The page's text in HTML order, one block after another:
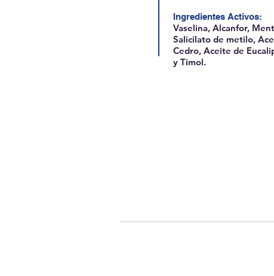
Ingredientes Activos:
Vaselina, Alcanfor,
Salicilato de metilo,
Cedro, Aceite de
y Timol.